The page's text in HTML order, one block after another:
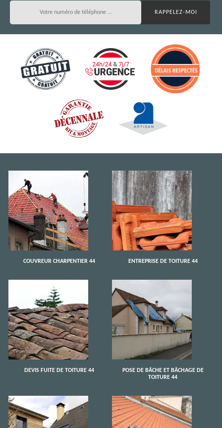
COUVREUR CHARPENTIER 44 ENTREPRISE DE TOITURE 44
DEVIS FUITE DE TOITURE 44
POSE DE BÂCHE ET BÂCHAGE DE
TOITURE 44